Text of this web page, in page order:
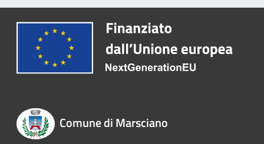
Comune di Marsciano